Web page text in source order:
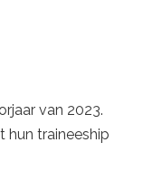
van 2023.
hun traineeship